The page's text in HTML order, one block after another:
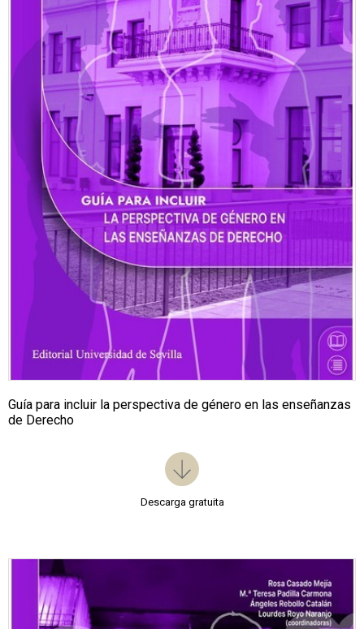
Guía para incluir la perspectiva de género en las enseñanzas
de Derecho
Descarga gratuita